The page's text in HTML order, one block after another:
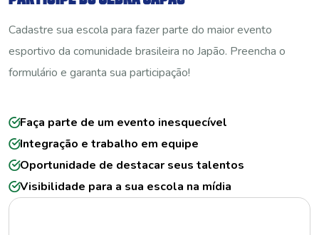
Cadastre sua escola para fazer parte do maior evento
esportivo da comunidade brasileira no Japão. Preencha o
formulário e garanta sua participação!
Faça parte de um evento inesquecível
Integração e trabalho em equipe
Oportunidade de destacar seus talentos
Visibilidade para a sua escola na mídia